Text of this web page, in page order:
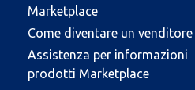
Marketplace
Come diventare un venditore
Assistenza per informazioni
prodotti Marketplace